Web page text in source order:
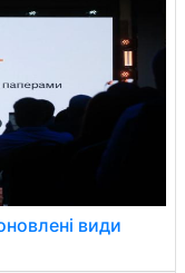
види